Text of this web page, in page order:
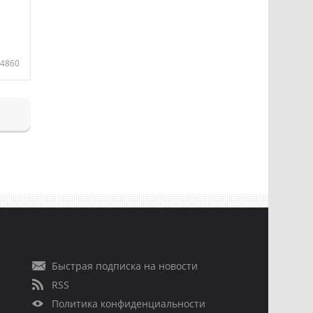
4860
Быстрая подписка на новости
RSS
Политика конфиденциальности